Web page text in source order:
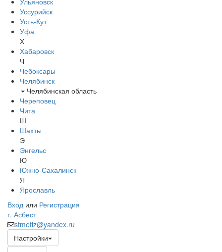
Уссурийск
Усть-Кут
Уфа
Х
Хабаровск
Ч
Чебоксары
Челябинск
Челябинская область
Череповец
Чита
Ш
Шахты
Э
Энгельс
Ю
Южно-Сахалинск
Я
Ярославль
Вход или Регистрация
г. Асбест
stmetiz@yandex.ru
Настройки